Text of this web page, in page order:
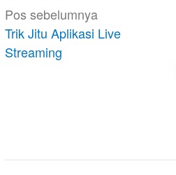
Navigasi
pos
Pos sebelumnya
Trik Jitu Aplikasi Live
Streaming